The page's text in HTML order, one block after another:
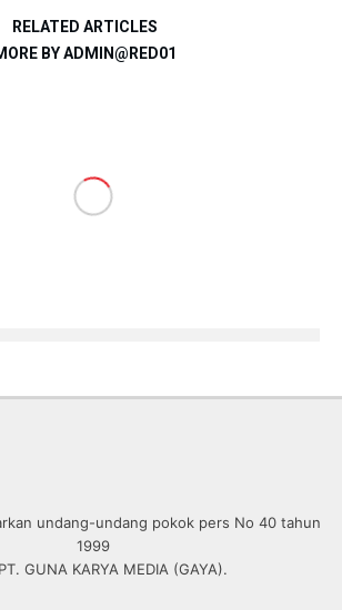
RELATED ARTICLES
BY ADMIN@RED01
undang-undang pokok pers No 40 tahun
1999
GUNA KARYA MEDIA (GAYA).